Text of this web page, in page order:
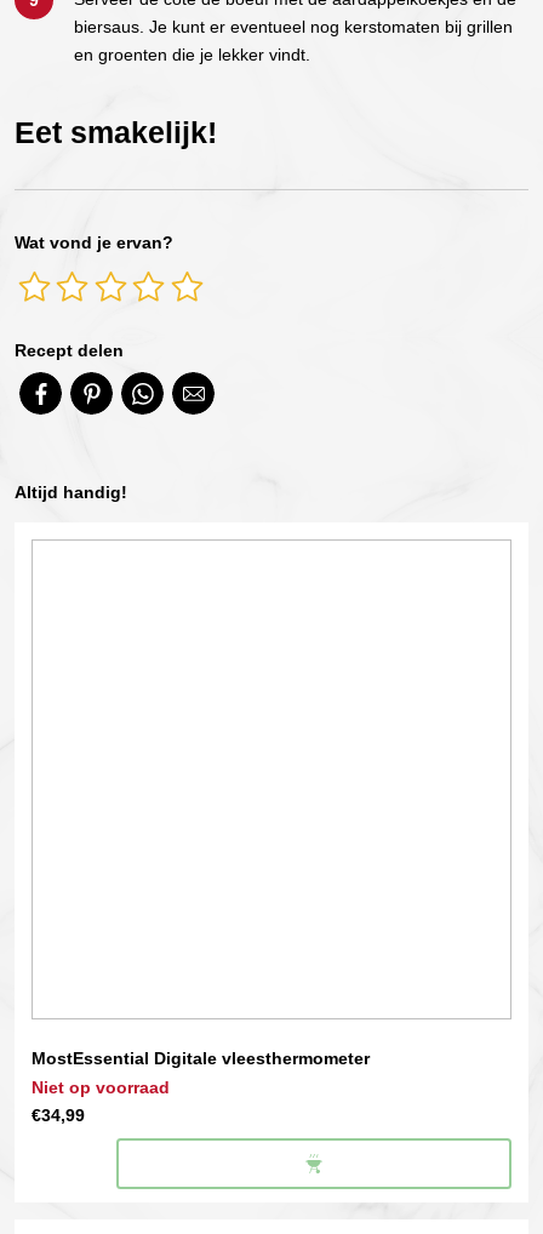
biersaus. Je kunt er eventueel nog kerstomaten bij grillen
en groenten die je lekker vindt.
Eet smakelijk!
Wat vond je ervan?
Recept delen
Altijd handig!
MostEssential Digitale vleesthermometer
Niet op voorraad
€34,99